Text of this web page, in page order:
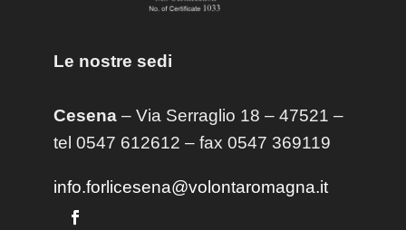
Le nostre sedi
Cesena– Via Serraglio 18 – 47521 –
tel 0547 612612 – fax 0547 369119
info.forlicesena@volontaromagna.it